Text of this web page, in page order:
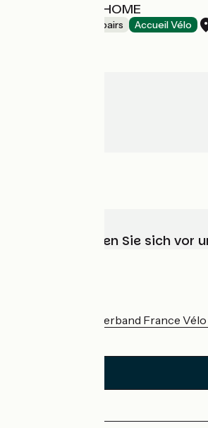
le Garage à vél'HOME
Bicycle rentals/ repairs Accueil Vélo
Wählen, bereiten Sie sich vor
Der nationale Verband France